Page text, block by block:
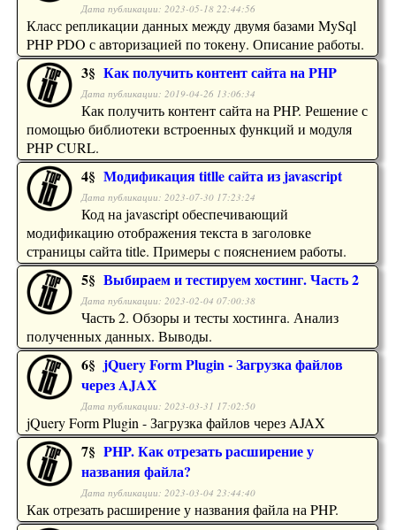
Дата публикации: 2023-05-18 22:44:56
Класс репликации данных между двумя базами MySql
PHP PDO с авторизацией по токену. Описание работы.
3§ Как получить контент сайта на PHP
Дата публикации: 2019-04-26 13:06:34
Как получить контент сайта на PHP. Решение с
помощью библиотеки встроенных функций и модуля
PHP CURL.
4§ Модификация titlle сайта из javascript
Дата публикации: 2023-07-30 17:23:24
Код на javascript обеспечивающий
модификацию отображения текста в заголовке
страницы сайта title. Примеры с пояснением работы.
5§ Выбираем и тестируем хостинг. Часть 2
Дата публикации: 2023-02-04 07:00:38
Часть 2. Обзоры и тесты хостинга. Анализ
полученных данных. Выводы.
6§ jQuery Form Plugin - Загрузка файлов
через AJAX
Дата публикации: 2023-03-31 17:02:50
jQuery Form Plugin - Загрузка файлов через AJAX
7§ PHP. Как отрезать расширение у
названия файла?
Дата публикации: 2023-03-04 23:44:40
Как отрезать расширение у названия файла на PHP.